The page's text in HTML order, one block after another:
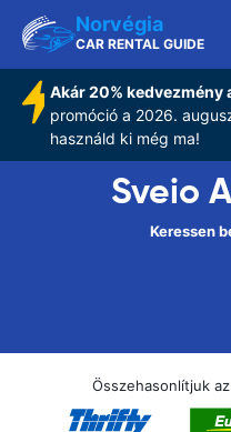
Norvégia
CAR RENTAL GUIDE
Akár 20%
promóció a 2026.
használd ki még ma!
Sveio
Keressen
Összehasonlítjuk